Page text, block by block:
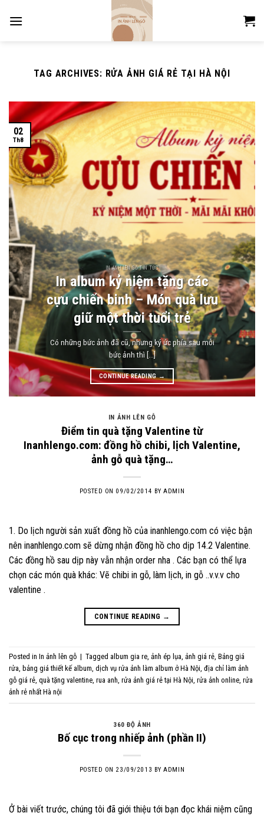
TAG ARCHIVES: RỬA ẢNH GIÁ RẺ TẠI HÀ NỘI
IN ẢNH LÊN GỖ TIN TỨC
In album kỷ niệm tặng các
cựu chiến binh – Món quà lưu
giữ một thời tuổi trẻ
Có những bức ảnh đã cũ, nhưng ký ức phía sau mỗi
bức ảnh thì [...]
CONTINUE READING→
02
Th8
IN ẢNH LÊN GỖ
Điểm tin quà tặng Valentine từ
Inanhlengo.com: đồng hồ chibi, lịch Valentine,
ảnh gỗ quà tặng…
POSTED ON 09/02/2014 BYADMIN
1. Do lịch người sản xuất đồng hồ của inanhlengo.com có việc bận
nên inanhlengo.com sẽ dừng nhận đồng hồ cho dịp 14.2 Valentine.
Các đồng hồ sau dịp này vẫn nhận order nha . Các bạn có thể lựa
chọn các món quà khác: Vẽ chibi in gỗ, làm lịch, in gỗ ..v.v.v cho
valentine .
CONTINUE READING →
Posted in In ảnh lên gỗ | Tagged album gia re ảnh ép lụa ảnh giá rẻ Bảng giá
rửa bảng giá thiết kế album dịch vụ rửa ảnh làm album ở Hà Nội địa chỉ làm ảnh
gỗ giá rẻ quà tặng valentine rua anh rửa ảnh giá rẻ tại Hà Nội rửa ảnh online rửa
ảnh rẻ nhất Hà nội
360 ĐỘ ẢNH
Bố cục trong nhiếp ảnh (phần II)
POSTED ON 23/09/2013 BYADMIN
Ở bài viết trước, chúng tôi đã giới thiệu tới bạn đọc khái niệm cũng